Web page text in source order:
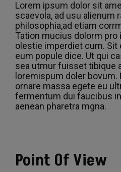
Lorem ipsum dolor sit
scaevola, ad usu alienum
philosophia,ad etiam
Tation mucius dolorm pro
olestie imperdiet cum. Sit
eum popule dice. Ut qui
sea utmur fuisset tibique
loremispum doler
ornare massa egete eu
fermentum dui faucibus
aenean pharetra mgna.
Point Of View